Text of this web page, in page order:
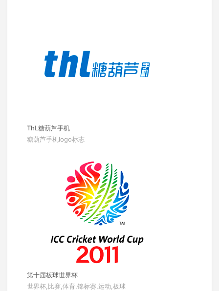
ThL糖葫芦手机
糖葫芦手机logo标志
第十届板球世界杯
世界杯,比赛,体育,锦标赛,运动,板球